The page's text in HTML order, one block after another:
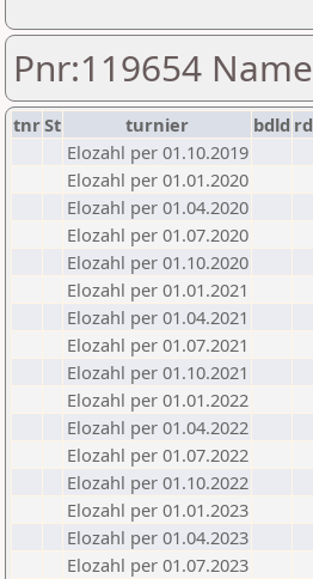
Pnr:119654
tnrSt turnier bdld rd
Elozahl per 01.10.2019
Elozahl per 01.01.2020
Elozahl per 01.04.2020
Elozahl per 01.07.2020
Elozahl per 01.10.2020
Elozahl per 01.01.2021
Elozahl per 01.04.2021
Elozahl per 01.07.2021
Elozahl per 01.10.2021
Elozahl per 01.01.2022
Elozahl per 01.04.2022
Elozahl per 01.07.2022
Elozahl per 01.10.2022
Elozahl per 01.01.2023
Elozahl per 01.04.2023
Elozahl per 01.07.2023